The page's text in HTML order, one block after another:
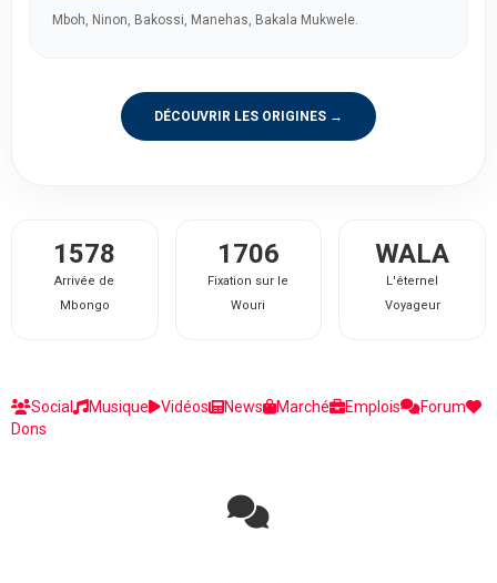
Mboh, Ninon, Bakossi, Manehas, Bakala Mukwele.
DÉCOUVRIR LES ORIGINES →
1578
Arrivée de
Mbongo
1706
Fixation sur le
Wouri
WALA
L'éternel
Voyageur
Social Musique Vidéos News Marché Emplois
Forum
Dons